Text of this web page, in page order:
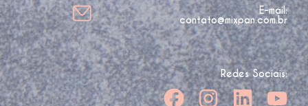
E-mail:
contato@mixpan.com.br
Redes Sociais: